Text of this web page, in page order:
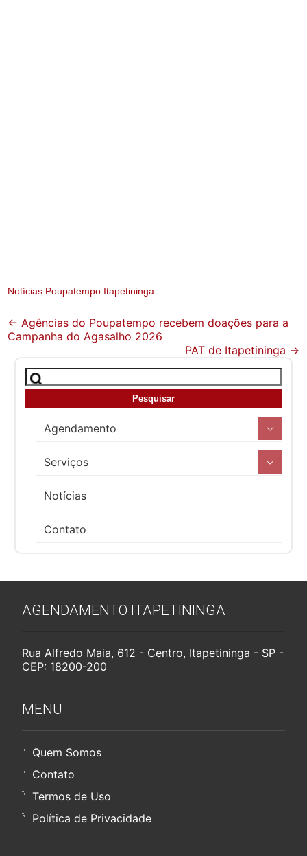
Notícias Poupatempo Itapetininga
Post
navigation
← Agências do Poupatempo recebem doações para a
Campanha do Agasalho 2026
PAT de Itapetininga →
Agendamento
Serviços
Notícias
Contato
AGENDAMENTO ITAPETININGA
Rua Alfredo Maia, 612 - Centro, Itapetininga - SP -
CEP: 18200-200
MENU
Quem Somos
Contato
Termos de Uso
Política de Privacidade